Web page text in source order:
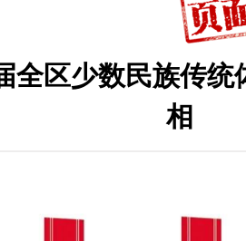
全区少数民族传统
相